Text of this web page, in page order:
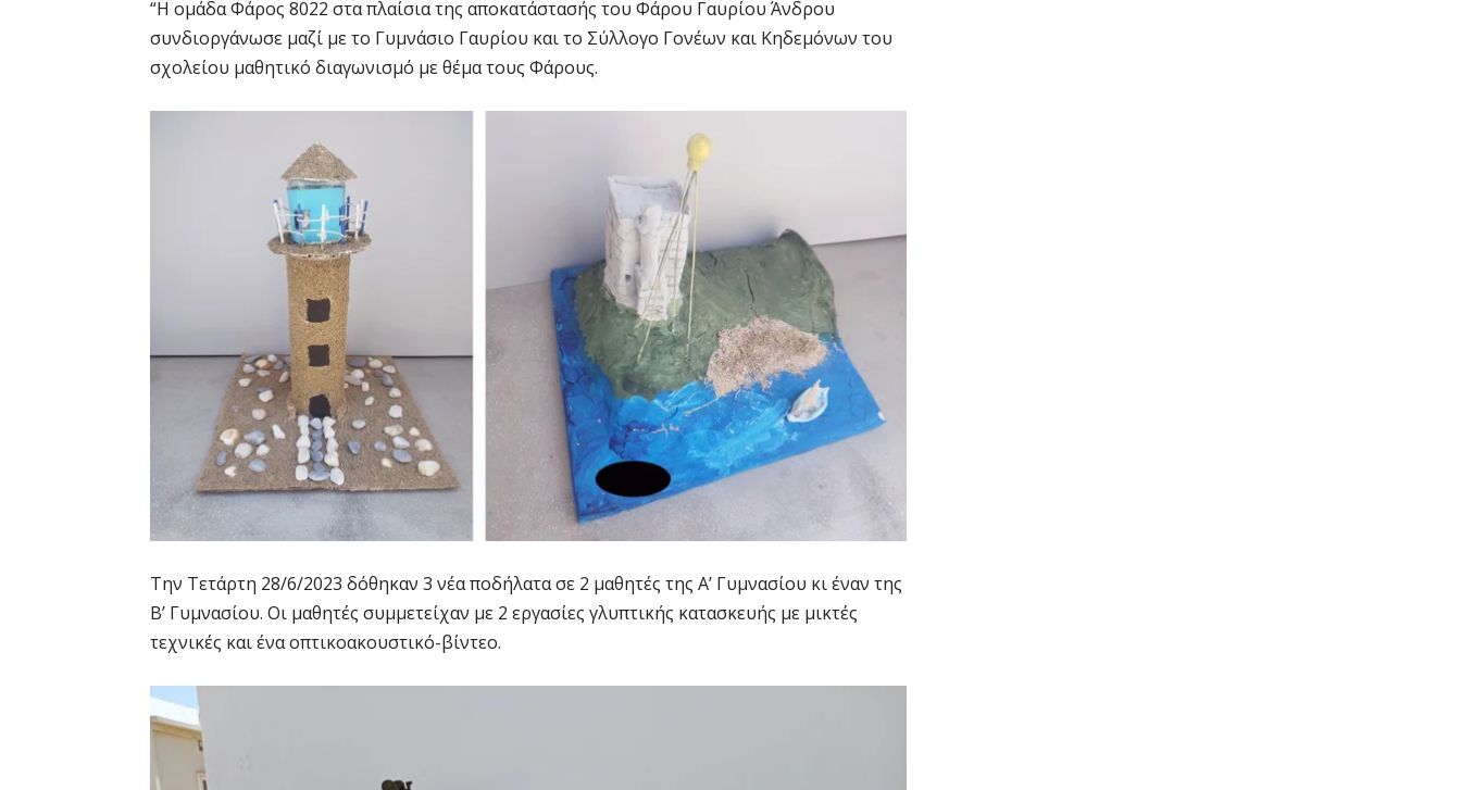
“Η ομάδα Φάρος 8022 στα πλαίσια της αποκατάστασής του Φάρου Γαυρίου Άνδρου
συνδιοργάνωσε μαζί με το Γυμνάσιο Γαυρίου και το Σύλλογο Γονέων και Κηδεμόνων του
σχολείου μαθητικό διαγωνισμό με θέμα τους Φάρους.
Την Τετάρτη 28/6/2023 δόθηκαν 3 νέα ποδήλατα σε 2 μαθητές της Α’ Γυμνασίου κι έναν της
Β’ Γυμνασίου. Οι μαθητές συμμετείχαν με 2 εργασίες γλυπτικής κατασκευής με μικτές
τεχνικές και ένα οπτικοακουστικό-βίντεο.